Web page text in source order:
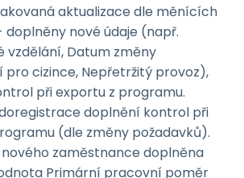
aktualizace dle měnících
doplněny nové údaje (např.
vzdělání, Datum změny
pro cizince, Nepřetržitý provoz),
při exportu z programu.
doplnění kontrol při
(dle změny požadavků).
zaměstnance doplněna
Primární pracovní poměr